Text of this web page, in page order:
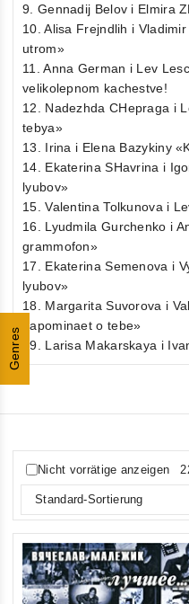
Genres
9. Gennadij Belov i Elmira
10. Alisa Frejndlih i
utrom»
11. Anna German i Lev
velikolepnom kachestve!
12. Nadezhda CHepraga i
tebya»
13. Irina i Elena Bazykiny
14. Ekaterina SHavrina i
lyubov»
15. Valentina Tolkunova i
16. Lyudmila Gurchenko i
grammofon»
17. Ekaterina Semenova i
lyubov»
18. Margarita Suvorova i
napominaet o tebe»
19. Larisa Makarskaya i
Nicht vorrätige anzeigen